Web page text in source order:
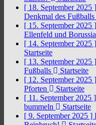
[ 18. September 2025 ]
Denkmal des Fußballs
[ 15. September 2025 ]
Ellenfeld und Borussia
[ 14. September 2025 ]
Startseite
[ 13. September 2025 ]
Fußballs
Startseite
[ 12. September 2025 ]
Pforten
Startseite
[ 11. September 2025 ]
bummeln
Startseite
[ 9. September 2025 ]